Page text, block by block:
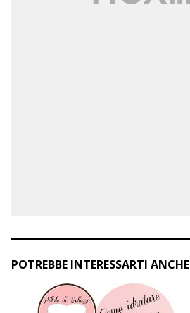
POTREBBE INTERESSARTI ANCHE